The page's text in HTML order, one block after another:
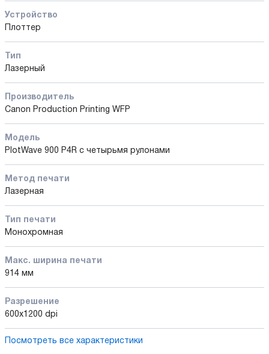
Устройство
Плоттер
Тип
Лазерный
Производитель
Canon Production Printing WFP
Модель
PlotWave 900 P4R с четырьмя рулонами
Метод печати
Лазерная
Тип печати
Монохромная
Макс. ширина печати
914 мм
Разрешение
600х1200 dpi
Посмотреть все характеристики